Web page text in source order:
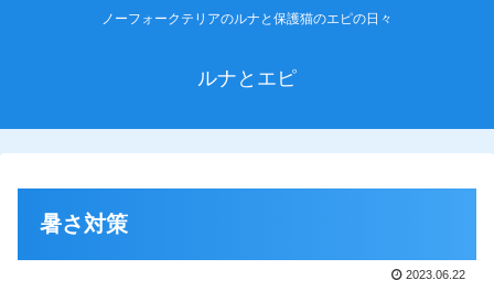
ノーフォークテリアのルナと保護猫のエピの日々
ルナとエピ
暑さ対策
2023.06.22